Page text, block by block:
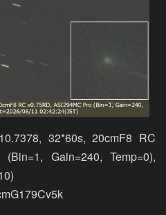
32*60s, 20cmF8 RC
Gain=240, Temp=0),